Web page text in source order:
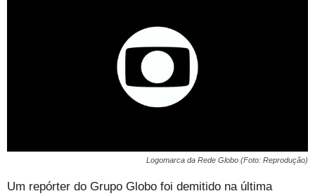
Logomarca da Rede Globo (Foto: Reprodução)
Um repórter do Grupo Globo foi demitido na última